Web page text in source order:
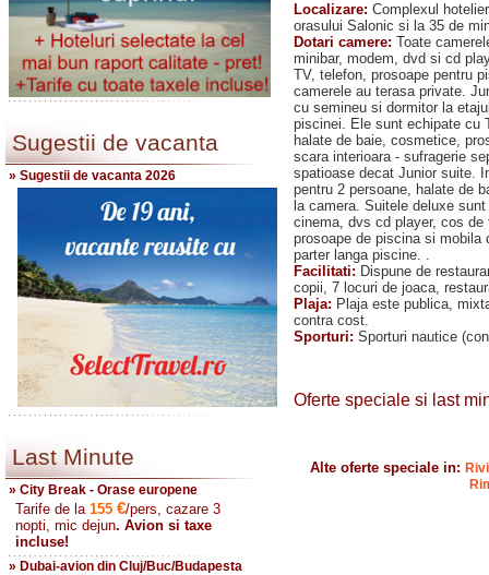
Sugestii de vacanta
» Sugestii de vacanta 2026
Last Minute
» City Break - Orase europene
Tarife de la 155 €/pers, cazare 3
nopti, mic dejun. Avion si taxe
incluse!
» Dubai-avion din Cluj/Buc/Budapesta
Localizare: Complexul
orasului Salonic si la 35 de
Dotari camere: Toate
minibar, modem, dvd si cd
TV, telefon, prosoape pentru
camerele au terasa private.
cu semineu si dormitor la
piscinei. Ele sunt echipate cu
halate de baie, cosmetice,
scara interioara - sufragerie
spatioase decat Junior suite.
pentru 2 persoane, halate de
la camera. Suitele deluxe
cinema, dvs cd player, cos
prosoape de piscina si mobila
parter langa piscine. .
Facilitati: Dispune de
copii, 7 locuri de joaca,
Plaja: Plaja este publica,
contra cost.
Sporturi: Sporturi nautice
Oferte speciale si last
Alte oferte speciale in: